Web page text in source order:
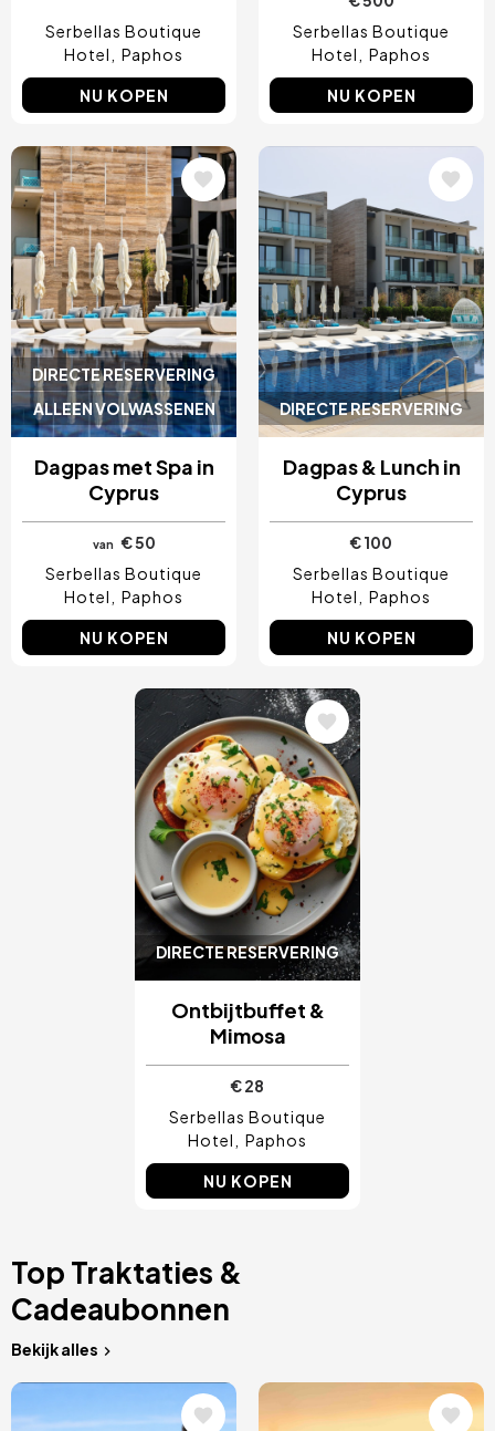
Serbellas Boutique
Hotel
Paphos
NU KOPEN
Serbellas Boutique
Hotel
Paphos
NU KOPEN
DIRECTE RESERVERING
ALLEEN VOLWASSENEN
Afbeelding
Dagpas met Spa in
Cyprus
van € 50
Serbellas Boutique
Hotel
Paphos
NU KOPEN
DIRECTE RESERVERING
Dagpas & Lunch in
Cyprus
€ 100
Serbellas Boutique
Hotel
Paphos
NU KOPEN
DIRECTE RESERVERING
Afbeelding
Ontbijtbuffet &
Mimosa
€ 28
Serbellas Boutique
Hotel
Paphos
NU KOPEN
Top Traktaties &
Cadeaubonnen
Bekijk alles
Afbeelding Afbeelding